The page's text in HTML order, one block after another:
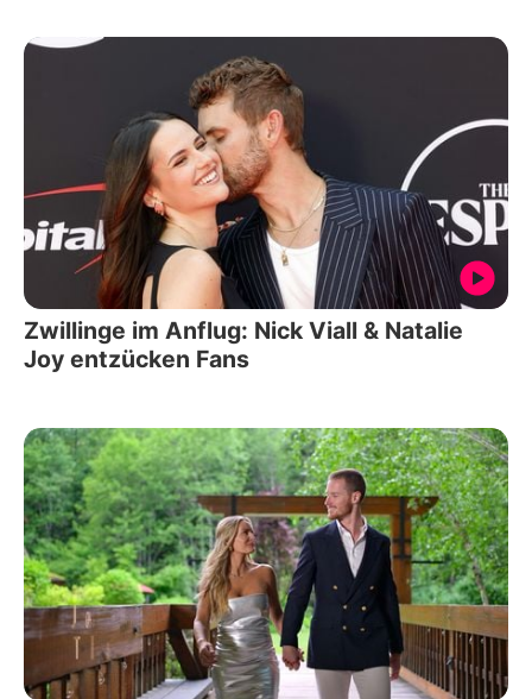
Zwillinge im Anflug: Nick Viall & Natalie
Joy entzücken Fans